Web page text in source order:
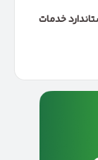
خدمات